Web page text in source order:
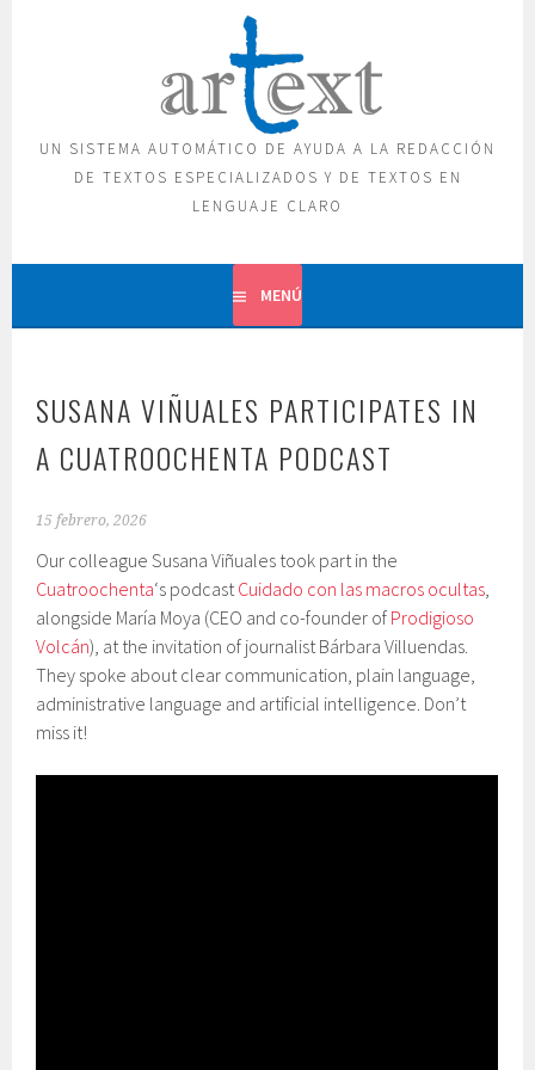
UN SISTEMA AUTOMÁTICO DE AYUDA A LA REDACCIÓN
DE TEXTOS ESPECIALIZADOS Y DE TEXTOS EN
LENGUAJE CLARO
MENÚ
SUSANA VIÑUALES PARTICIPATES IN
A CUATROOCHENTA PODCAST
15 febrero, 2026
Our colleague Susana Viñuales took part in the
Cuatroochenta‘s podcastCuidado con las macros ocultas,
alongside María Moya (CEO and co-founder of Prodigioso
Volcán), at the invitation of journalist Bárbara Villuendas.
They spoke about clear communication, plain language,
administrative language and artificial intelligence. Don’t
miss it!